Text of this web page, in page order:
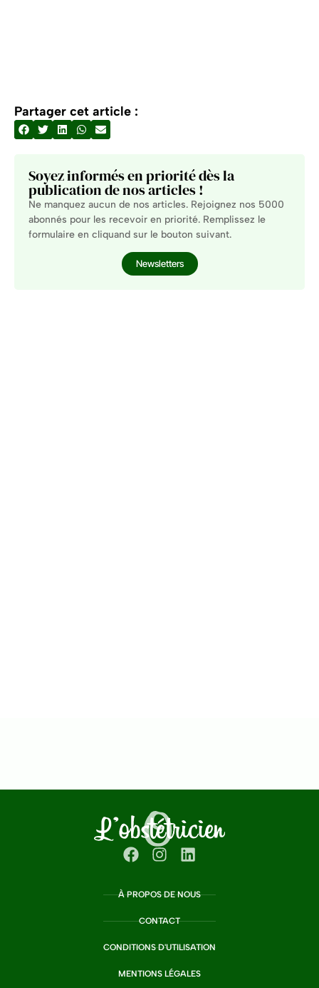
Partager cet article :
Soyez informés en priorité dès la
publication de nos articles !
Ne manquez aucun de nos articles. Rejoignez nos 5000
abonnés pour les recevoir en priorité. Remplissez le
formulaire en cliquand sur le bouton suivant.
Newsletters
À PROPOS DE NOUS
CONTACT
CONDITIONS D'UTILISATION
MENTIONS LÉGALES